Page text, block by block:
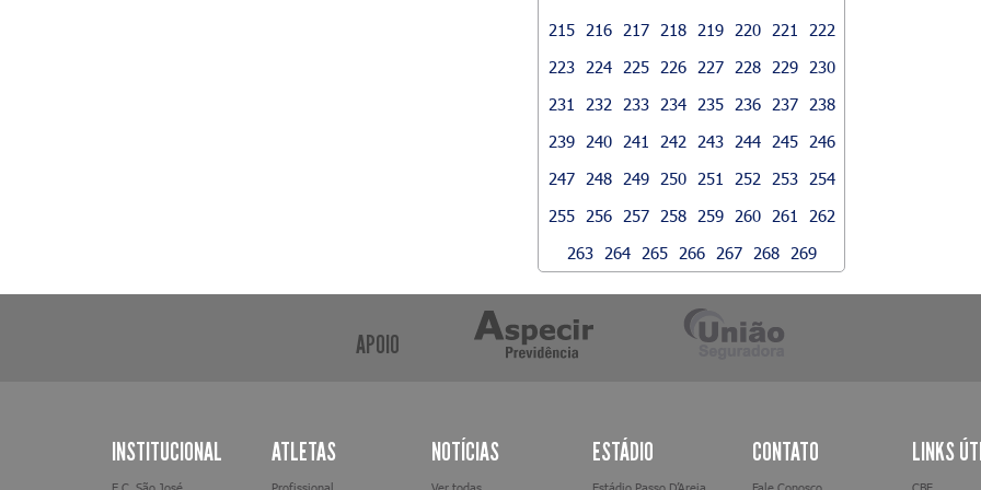
215
216 217 218 219 220 221
222
223
224 225 226 227 228 229
230
231
232 233 234 235 236 237
238
239
240 241 242 243 244 245
246
247
248 249 250 251 252 253
254
255
256 257 258 259 260 261
262
263
264 265 266 267 268 269
APOIO
INSTITUCIONAL
E.C. São José
ATLETAS
Profissional
NOTÍCIAS
Ver todas
ESTÁDIO
Estádio Passo D’Areia
CONTATO
Fale Conosco
LINKS
CBF